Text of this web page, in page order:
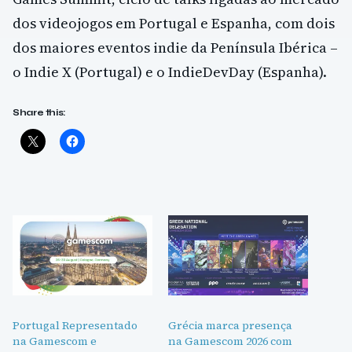
dos videojogos em Portugal e Espanha, com dois
dos maiores eventos indie da Península Ibérica –
o Indie X (Portugal) e o IndieDevDay (Espanha).
Share this:
Portugal Representado
na Gamescom e
Grécia marca presença
na Gamescom 2026 com